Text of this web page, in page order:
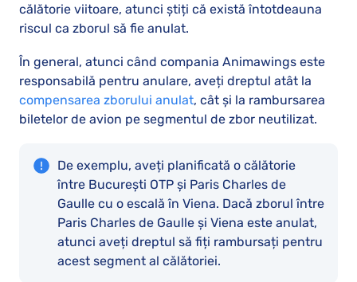
călătorie viitoare, atunci știți că există întotdeauna
riscul ca zborul să fie anulat.
În general, atunci când compania Animawings este
responsabilă pentru anulare, aveți dreptul atât la
compensarea zborului anulat, cât și la rambursarea
biletelor de avion pe segmentul de zbor neutilizat.
De exemplu, aveți planificată o călătorie
între București OTP și Paris Charles de
Gaulle cu o escală în Viena. Dacă zborul între
Paris Charles de Gaulle și Viena este anulat,
atunci aveți dreptul să fiți rambursați pentru
acest segment al călătoriei.